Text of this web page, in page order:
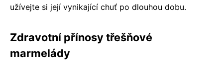
užívejte si její vynikající chuť po dlouhou dobu.
Zdravotní přínosy třešňové
marmelády